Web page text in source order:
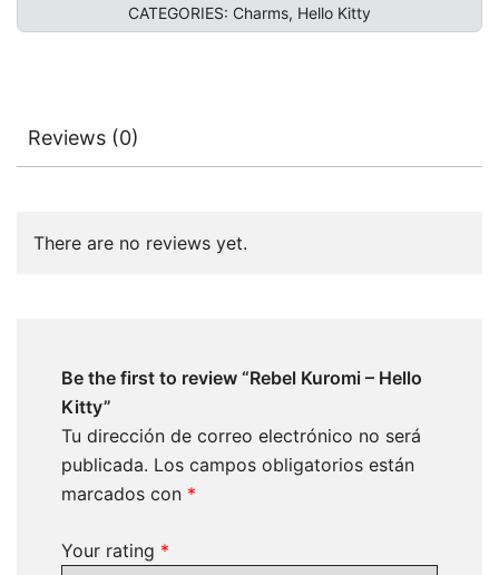
CATEGORIES: Charms, Hello Kitty
Reviews (0)
There are no reviews yet.
Be the first to review “Rebel Kuromi – Hello
Kitty”
Tu dirección de correo electrónico no será
publicada. Los campos obligatorios están
marcados con *
Your rating *